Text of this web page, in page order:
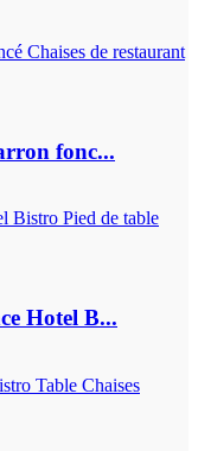
fonc...
Hotel B...